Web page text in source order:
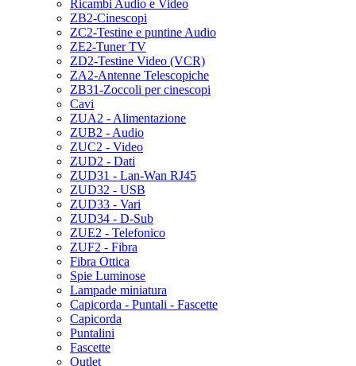
Ricambi Audio e Video
ZB2-Cinescopi
ZC2-Testine e puntine Audio
ZE2-Tuner TV
ZD2-Testine Video (VCR)
ZA2-Antenne Telescopiche
ZB31-Zoccoli per cinescopi
Cavi
ZUA2 - Alimentazione
ZUB2 - Audio
ZUC2 - Video
ZUD2 - Dati
ZUD31 - Lan-Wan RJ45
ZUD32 - USB
ZUD33 - Vari
ZUD34 - D-Sub
ZUE2 - Telefonico
ZUF2 - Fibra
Fibra Ottica
Spie Luminose
Lampade miniatura
Capicorda - Puntali - Fascette
Capicorda
Puntalini
Fascette
Outlet